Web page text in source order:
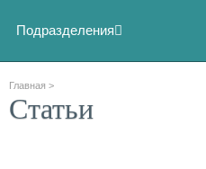
Подразделения
Главная >
Статьи